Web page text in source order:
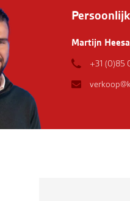
Martijn
+31 (0)85